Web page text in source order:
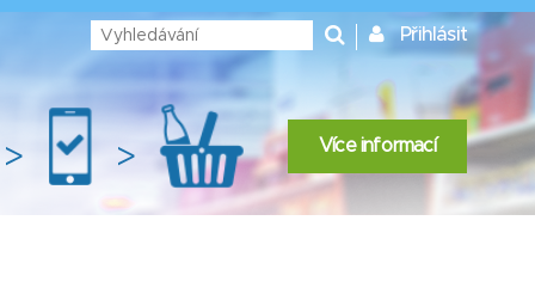
Přihlásit
> > Více informací